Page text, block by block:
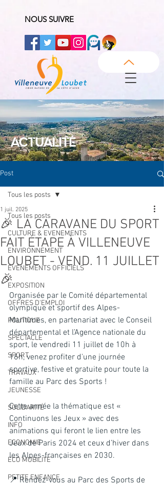
NOUS SUIVRE
ACTUALITÉ
Post
Tous les posts
CULTURE & EVENEMENTS
ENVIRONNEMENT
ÉVÉNEMENTS OFFICIELS
EXPOSITION
OFFRES D'EMPLOI
POLITIQUE
SPECTACLE
SPORT
TRAVAUX
JEUNESSE
SOLIDARITÉ
INFO
ECONOMIE
ECO MOBILITE
PETITE ENFANCE
Tous les posts
🎉 LA CARAVANE DU SPORT
FAIT ÉTAPE À VILLENEUVE
LOUBET - VEND. 11 JUILLET
🎉
1 juil. 2025
Organisée par le Comité départemental
olympique et sportif des Alpes-
Maritimes, en partenariat avec le Conseil
départemental et l’Agence nationale du
sport, le vendredi 11 juillet de 10h à
16h, venez profiter d'une journée
sportive, festive et gratuite pour toute la
famille au Parc des Sports !
Cette année la thématique est «
Continuons les Jeux » avec des
animations qui feront le lien entre les
Jeux de Paris 2024 et ceux d’hiver dans
les Alpes-françaises en 2030.
📍 Rendez-vous au Parc des Sports de